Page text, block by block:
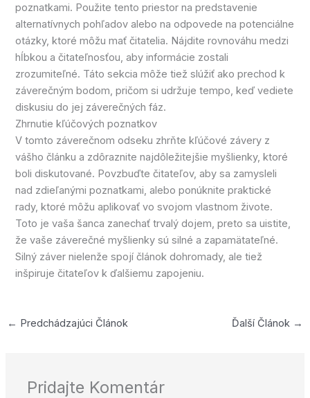
poznatkami. Použite tento priestor na predstavenie
alternatívnych pohľadov alebo na odpovede na potenciálne
otázky, ktoré môžu mať čitatelia. Nájdite rovnováhu medzi
hĺbkou a čitateľnosťou, aby informácie zostali
zrozumiteľné. Táto sekcia môže tiež slúžiť ako prechod k
záverečným bodom, pričom si udržuje tempo, keď vediete
diskusiu do jej záverečných fáz.
Zhrnutie kľúčových poznatkov
V tomto záverečnom odseku zhrňte kľúčové závery z
vášho článku a zdôraznite najdôležitejšie myšlienky, ktoré
boli diskutované. Povzbuďte čitateľov, aby sa zamysleli
nad zdieľanými poznatkami, alebo ponúknite praktické
rady, ktoré môžu aplikovať vo svojom vlastnom živote.
Toto je vaša šanca zanechať trvalý dojem, preto sa uistite,
že vaše záverečné myšlienky sú silné a zapamätateľné.
Silný záver nielenže spojí článok dohromady, ale tiež
inšpiruje čitateľov k ďalšiemu zapojeniu.
← Predchádzajúci Článok Ďalší Článok →
Pridajte Komentár